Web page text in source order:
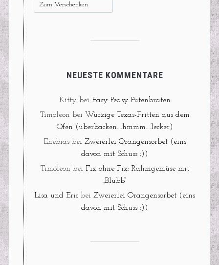
Zum Verschenken
NEUESTE KOMMENTARE
Kitty bei Easy-Peasy Putenbraten
Timoleon bei Würzige Texas-Fritten aus dem
Ofen (überbacken….hmmm….lecker)
Enebiasbei Zweierlei Orangensorbet (eins
davon mit Schuss ;))
Timoleon bei Fix ohne Fix: Rahmgemüse mit
„Blubb“
Lisa und Eric bei Zweierlei Orangensorbet (eins
davon mit Schuss ;))